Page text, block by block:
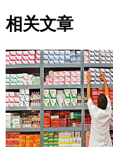
相关文章